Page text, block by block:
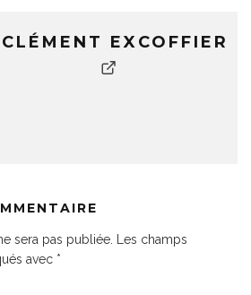
CLÉMENT EXCOFFIER
sera pas publiée.
Les champs
avec *